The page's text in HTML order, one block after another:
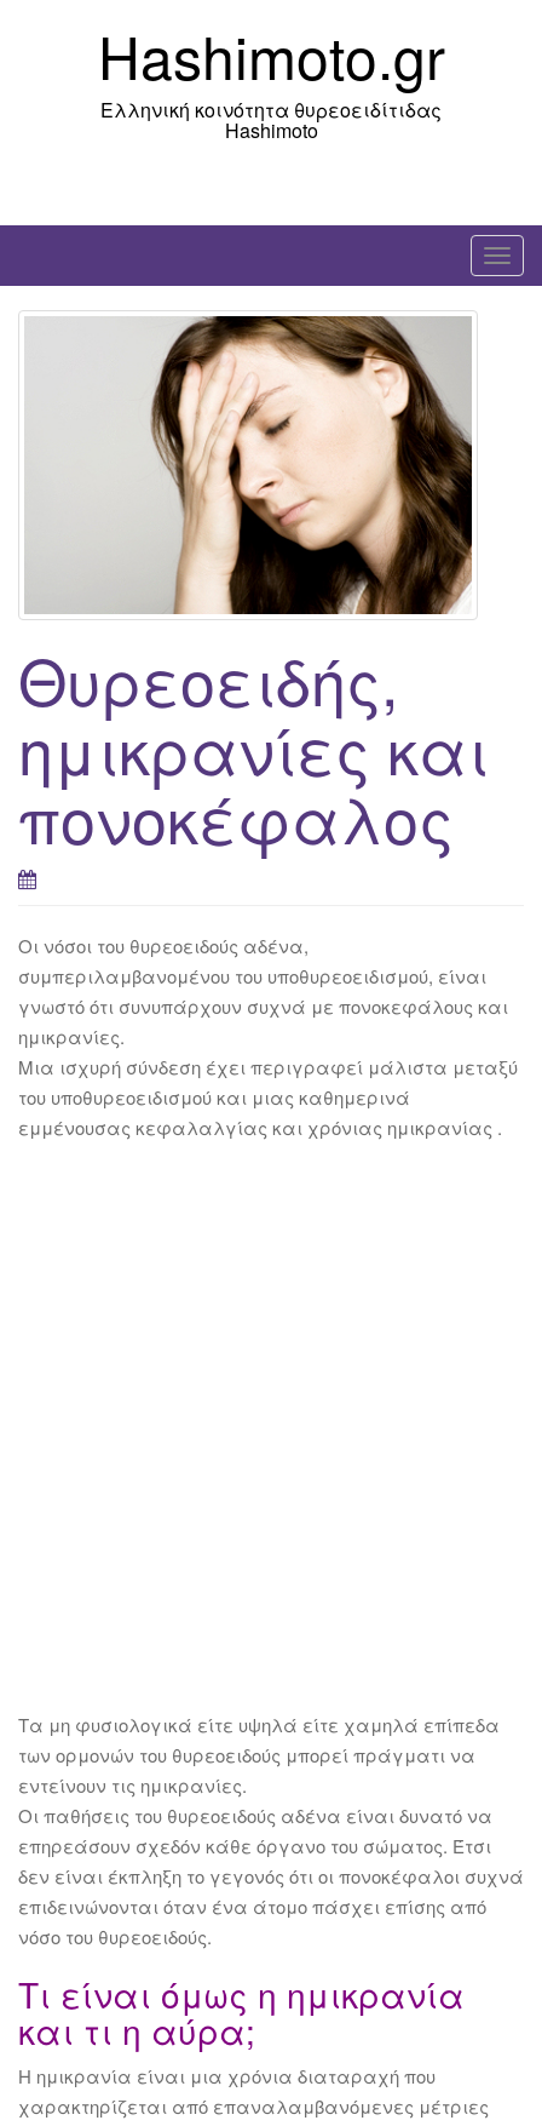
Hashimoto.gr
Ελληνική κοινότητα θυρεοειδίτιδας
Hashimoto
T
o
Θυρεοειδής,
ημικρανίες και
πονοκέφαλος
Οι νόσοι του θυρεοειδούς αδένα,
συμπεριλαμβανομένου του υποθυρεοειδισμού, είναι
γνωστό ότι συνυπάρχουν συχνά με πονοκεφάλους και
ημικρανίες.
Μια ισχυρή σύνδεση έχει περιγραφεί μάλιστα μεταξύ
του υποθυρεοειδισμού και μιας καθημερινά
εμμένουσας κεφαλαλγίας και χρόνιας ημικρανίας .
Τα μη φυσιολογικά είτε υψηλά είτε χαμηλά επίπεδα
των ορμονών του θυρεοειδούς μπορεί πράγματι να
εντείνουν τις ημικρανίες.
Οι παθήσεις του θυρεοειδούς αδένα είναι δυνατό να
επηρεάσουν σχεδόν κάθε όργανο του σώματος. Έτσι
δεν είναι έκπληξη το γεγονός ότι οι πονοκέφαλοι συχνά
επιδεινώνονται όταν ένα άτομο πάσχει επίσης από
νόσο του θυρεοειδούς.
Τι είναι όμως η ημικρανία
και τι η αύρα;
Η ημικρανία είναι μια χρόνια διαταραχή που
χαρακτηρίζεται από επαναλαμβανόμενες μέτριες